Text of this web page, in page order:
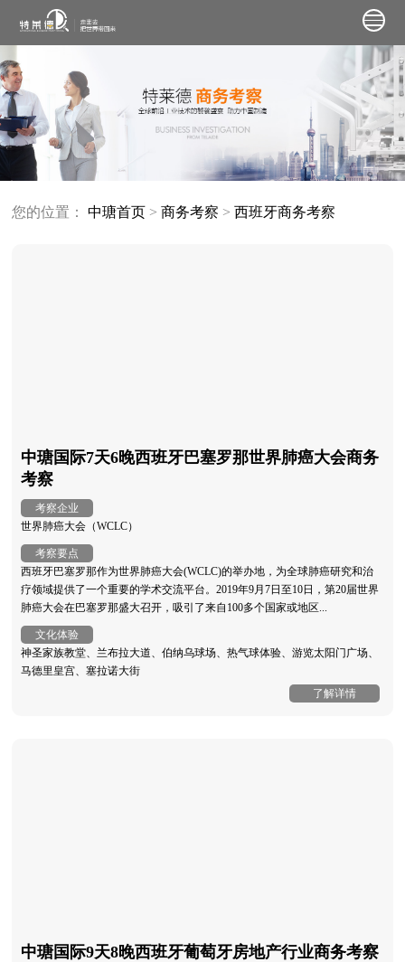
您的位置： 中瑭首页 >商务考察 >西班牙商务考察
中瑭国际7天6晚西班牙巴塞罗那世界肺癌大会商务
考察
考察企业
世界肺癌大会（WCLC）
考察要点
西班牙巴塞罗那作为世界肺癌大会(WCLC)的举办地，为全球肺癌研究和治
疗领域提供了一个重要的学术交流平台。2019年9月7日至10日，第20届世界
肺癌大会在巴塞罗那盛大召开，吸引了来自100多个国家或地区...
文化体验
神圣家族教堂、兰布拉大道、伯纳乌球场、热气球体验、游览太阳门广场、
马德里皇宫、塞拉诺大街
了解详情
中瑭国际9天8晚西班牙葡萄牙房地产行业商务考察